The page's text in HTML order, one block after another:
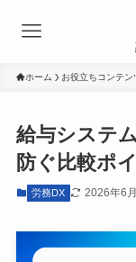
ホーム お役立ちコンテン
給与システ
防ぐ比較ポ
労務DX 2026年6